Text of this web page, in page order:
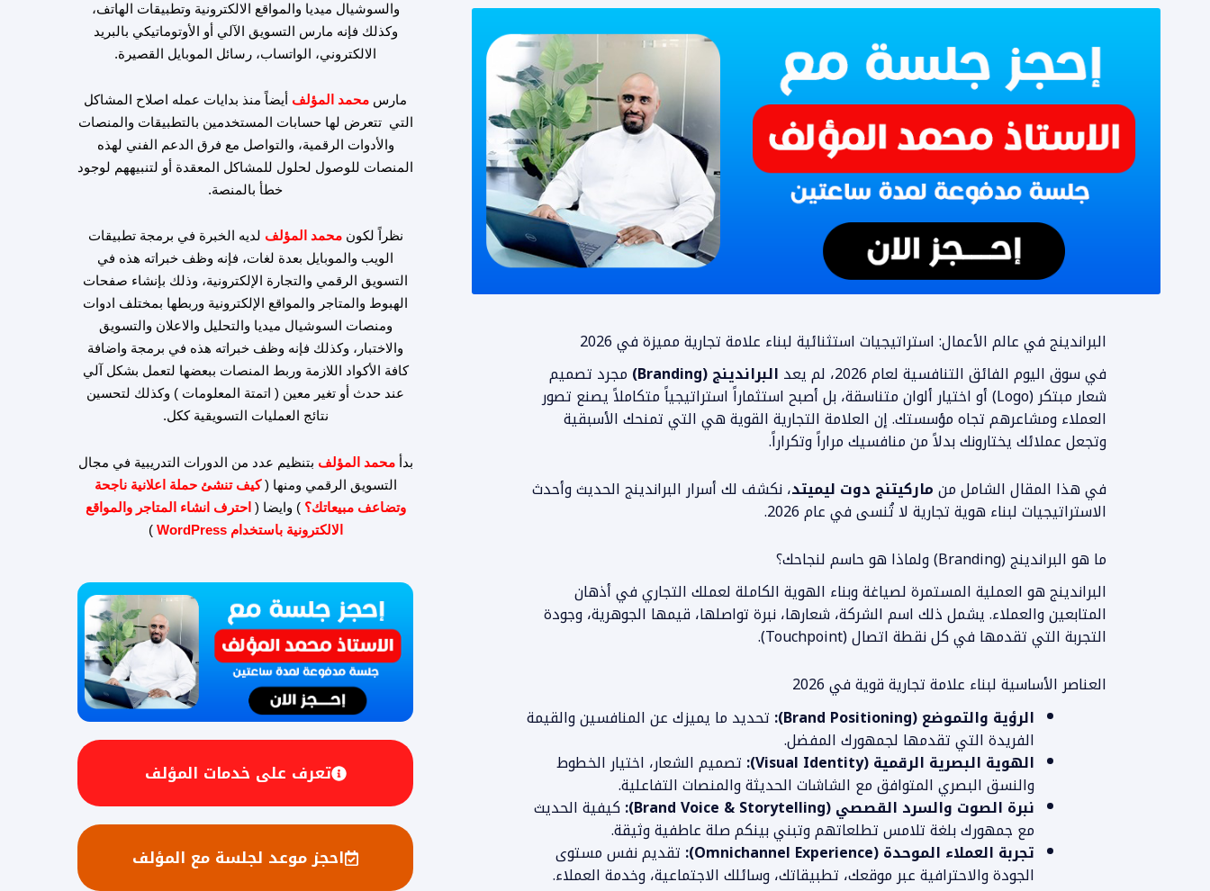
البراندينج في عالم الأعمال: استراتيجيات استثنائية لبناء علامة تجارية مميزة في 2026
في سوق اليوم الفائق التنافسية لعام 2026، لم يعد
البراندينج (Branding)
مجرد تصميم
شعار مبتكر (Logo) أو اختيار ألوان متناسقة، بل أصبح استثماراً استراتيجياً متكاملاً يصنع تصور
العملاء ومشاعرهم تجاه مؤسستك. إن العلامة التجارية القوية هي التي تمنحك الأسبقية
وتجعل عملائك يختارونك بدلاً من منافسيك مراراً وتكراراً.
في هذا المقال الشامل منماركيتنج دوت ليميتد، نكشف لك أسرار البراندينج الحديث وأحدث
الاستراتيجيات لبناء هوية تجارية لا تُنسى في عام 2026.
ما هو البراندينج (Branding) ولماذا هو حاسم لنجاحك؟
البراندينج هو العملية المستمرة لصياغة وبناء الهوية الكاملة لعملك التجاري في أذهان
المتابعين والعملاء. يشمل ذلك اسم الشركة، شعارها، نبرة تواصلها، قيمها الجوهرية، وجودة
التجربة التي تقدمها في كل نقطة اتصال (Touchpoint).
العناصر الأساسية لبناء علامة تجارية قوية في 2026
الرؤية والتموضع (Brand Positioning):
تحديد ما يميزك عن المنافسين والقيمة
الفريدة التي تقدمها لجمهورك المفضل.
الهوية البصرية الرقمية (Visual Identity):
تصميم الشعار، اختيار الخطوط
والنسق البصري المتوافق مع الشاشات الحديثة والمنصات التفاعلية.
نبرة الصوت والسرد القصصي (Brand Voice & Storytelling):
كيفية الحديث
مع جمهورك بلغة تلامس تطلعاتهم وتبني بينكم صلة عاطفية وثيقة.
تجربة العملاء الموحدة (Omnichannel Experience):
تقديم نفس مستوى
الجودة والاحترافية عبر موقعك، تطبيقاتك، وسائلك الاجتماعية، وخدمة العملاء.
والسوشيال ميديا والمواقع الالكترونية وتطبيقات الهاتف،
وكذلك فإنه مارس التسويق الآلي أو الأوتوماتيكي بالبريد
الالكتروني، الواتساب، رسائل الموبايل القصيرة.
مارس محمد المؤلف أيضاً منذ بدايات عمله اصلاح المشاكل
التي تتعرض لها حسابات المستخدمين بالتطبيقات والمنصات
والأدوات الرقمية، والتواصل مع فرق الدعم الفني لهذه
المنصات للوصول لحلول للمشاكل المعقدة أو لتنبيههم لوجود
خطأ بالمنصة.
نظراً لكونمحمد المؤلف لديه الخبرة في برمجة تطبيقات
الويب والموبايل بعدة لغات، فإنه وظف خبراته هذه في
التسويق الرقمي والتجارة الإلكترونية، وذلك بإنشاء صفحات
الهبوط والمتاجر والمواقع الإلكترونية وربطها بمختلف ادوات
ومنصات السوشيال ميديا والتحليل والاعلان والتسويق
والاختبار، وكذلك فإنه وظف خبراته هذه في برمجة واضافة
كافة الأكواد اللازمة وربط المنصات ببعضها لتعمل بشكل آلي
عند حدث أو تغير معين ( اتمتة المعلومات ) وكذلك لتحسين
نتائج العمليات التسويقية ككل.
بدأمحمد المؤلف بتنظيم عدد من الدورات التدريبية في مجال
التسويق الرقمي ومنها (كيف تنشئ حملة اعلانية ناجحة
وتضاعف مبيعاتك؟ ) وايضا ( احترف انشاء المتاجر والمواقع
الالكترونية باستخدام WordPress
)
تعرف على خدمات المؤلف
احجز موعد لجلسة مع المؤلف